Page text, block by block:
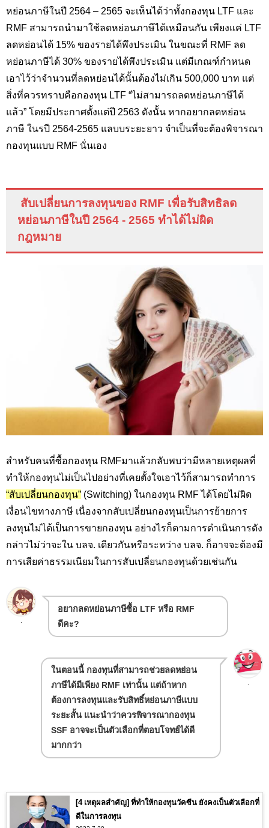
หย่อนภาษีในปี 2564 – 2565 จะเห็นได้ว่าทั้งกองทุน LTF และ
RMF สามารถนำมาใช้ลดหย่อนภาษีได้เหมือนกัน เพียงแค่
LTF
ลดหย่อนได้ 15% ของรายได้พึงประเมิน ในขณะที่ RMF ลด
หย่อนภาษีได้ 30% ของรายได้พึงประเมิน แต่มีเกณฑ์กำหนด
เอาไว้ว่าจำนวนที่ลดหย่อนได้นั้นต้องไม่เกิน 500 ,000 บาท แต่
สิ่งที่ควรทราบคือกองทุน
LTF “ไม่สามารถลดหย่อนภาษีได้
แล้ว” โดยมีประกาศตั้งแต่ปี 2563 ดังนั้น หากอยากลดหย่อน
ภาษี ในรปี 2564-2565 แลบบระยะยาว จำเป็นที่จะต้องพิจารณา
กองทุนแบบ RMF นั่นเอง
สับเปลี่ยนการลงทุนของ RMF เพื่อรับสิทธิลด
หย่อนภาษีในปี 2564 - 2565 ทำได้ไม่ผิด
กฎหมาย
สำหรับคนที่ซื้อกองทุน RMFมาแล้วกลับพบว่ามีหลายเหตุผลที่
ทำให้กองทุนไม่เป็นไปอย่างที่เคยตั้งใจเอาไว้ก็สามารถทำการ
“สับเปลี่ยนกองทุน” (Switching) ในกองทุน RMFได้โดยไม่ผิด
เงื่อนไขทางภาษี เนื่องจากสับเปลี่ยนกองทุนเป็นการย้ายการ
ลงทุนไม่ได้เป็นการขายกองทุน อย่างไรก็ตามการดำเนินการดัง
กล่าวไม่ว่าจะใน บลจ. เดียวกันหรือระหว่าง บลจ. ก็อาจจะต้องมี
การเสียค่าธรรมเนียมในการสับเปลี่ยนกองทุนด้วยเช่นกัน
อยากลดหย่อนภาษีซื้อ LTFหรือ RMF
ดีคะ?
ในตอนนี้ กองทุนที่สามารถช่วยลดหย่อน
ภาษีได้มีเพียง RMF เท่านั้น แต่ถ้าหาก
ต้องการลงทุนและรับสิทธิ์หย่อนภาษีแบบ
ระยะสั้น แนะนำว่าควรพิจารณากองทุน
SSF อาจจะเป็นตัวเลือกที่ตอบโจทย์ได้ดี
มากกว่า
[4 เหตุผลสำคัญ] ที่ทำให้กองทุนวัคซีน ยังคงเป็นตัวเลือกที่
ดีในการลงทุน